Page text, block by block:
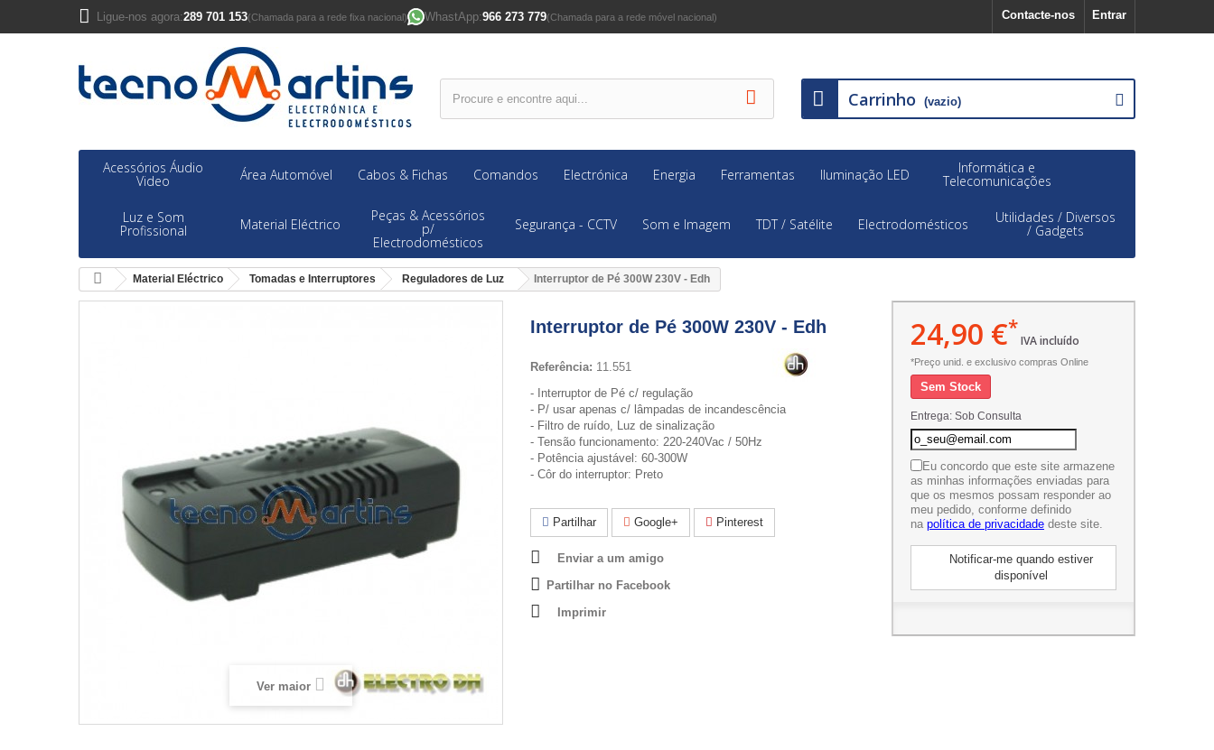
Entrar
Contacte-nos
Ligue-nos agora:289 701 153(Chamada para a rede fixa nacional) WhastApp:966 273 779(Chamada para a rede móvel nacional)
Carrinho (vazio)
Acessórios Áudio
Video Área Automóvel Cabos & Fichas Comandos Electrónica Energia Ferramentas Iluminação LED Informática e
Telecomunicações
Luz e Som
Profissional Material Eléctrico
Peças & Acessórios
p/
Electrodomésticos
Segurança - CCTV Som e Imagem TDT / Satélite Electrodomésticos Utilidades / Diversos
/ Gadgets
Material Eléctrico Tomadas e Interruptores Reguladores de Luz Interruptor de Pé 300W 230V - Edh
Ver maior
Interruptor de Pé 300W 230V - Edh
Referência: 11.551
- Interruptor de Pé c/ regulação
- P/ usar apenas c/ lâmpadas de incandescência
- Filtro de ruído, Luz de sinalização
- Tensão funcionamento: 220-240Vac / 50Hz
- Potência ajustável: 60-300W
- Côr do interruptor: Preto
Partilhar Google+ Pinterest
Enviar a um amigo
Partilhar no Facebook
Imprimir
24,90 €*
IVA incluído
*Preço unid. e exclusivo compras Online
Sem Stock
Entrega: Sob Consulta
Eu concordo que este site armazene
as minhas informações enviadas para
que os mesmos possam responder ao
meu pedido, conforme definido
na política de privacidadedeste site.
Notificar-me quando estiver
disponível